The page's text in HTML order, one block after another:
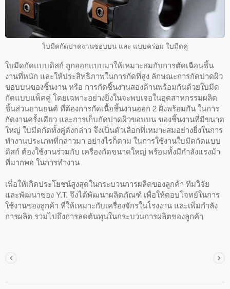
ใบมีดกัดปาดงานขอบบน และ แบบคร่อม ใบมีดคู่
ใบมีดกัดแบบดิสก์ ถูกออกแบบมาให้เหมาะสมกับการตัดเฉือนชิ้น
งานที่หนัก และให้ประสิทธิภาพในการกัดที่สูง ลักษณะการกัดปาดผิว
ขอบบนของชิ้นงาน หรือ การกัดชิ้นงานสองด้านพร้อมกันด้วยใบมีด
กัดแบบแพ็คคู่ โดยเฉพาะอย่างยิ่งในจะพบเจอในอุตสาหกรรมผลิต
ชิ้นส่วนยานยนต์ ที่ต้องการกัดเนื้อชิ้นงานออก 2 ฝั่งพร้อมกัน ในการ
กัดงานครั้งเดียว และการเก็บกัดปาดผิวขอบบน ของชิ้นงานที่มีขนาด
ใหญ่ ใบมีดกัดทั้งคู่ดังกล่าว จึงเป็นตัวเลือกที่เหมาะสมอย่างยิ่งในการ
ทำงานประเภทที่กล่าวมา อย่างไรก็ตาม ในการใช้งานใบมีดกัดแบบ
ดิสก์ ต้องใช้งานร่วมกับ เครื่องกัดขนาดใหญ่ พร้อมทั้งมีกำลังแรงม้า
ที่มากพอ ในการทำงาน
เพื่อให้เกิดประโยชน์สูงสุดในกระบวนการผลิตของลูกค้า ทีมวิจัย
และพัฒนาของ Y.T. จึงได้พัฒนาผลิตภัณฑ์ เพื่อให้ตอบโจทย์ในการ
ใช้งานของลูกค้า ที่ให้เหมาะกับเครื่องจักรในโรงงาน และเพิ่มกำลัง
การผลิต รวมไปถึงการลดต้นทุนในกระบวนการผลิตของลูกค้า